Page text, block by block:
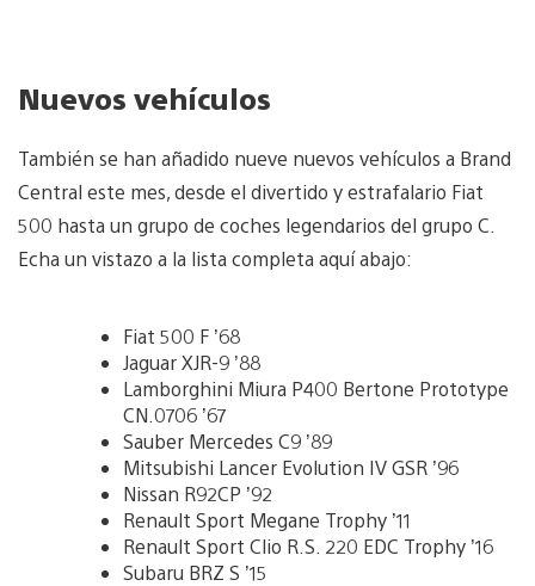
Nuevos vehículos
También se han añadido nueve nuevos vehículos a Brand
Central este mes, desde el divertido y estrafalario Fiat
500 hasta un grupo de coches legendarios del grupo C.
Echa un vistazo a la lista completa aquí abajo:
Fiat 500 F ’68
Jaguar XJR-9 ’88
Lamborghini Miura P400 Bertone Prototype
CN.0706 ’67
Sauber Mercedes C9 ’89
Mitsubishi Lancer Evolution IV GSR ’96
Nissan R92CP ’92
Renault Sport Megane Trophy ’11
Renault Sport Clio R.S. 220 EDC Trophy ’16
Subaru BRZ S ’15